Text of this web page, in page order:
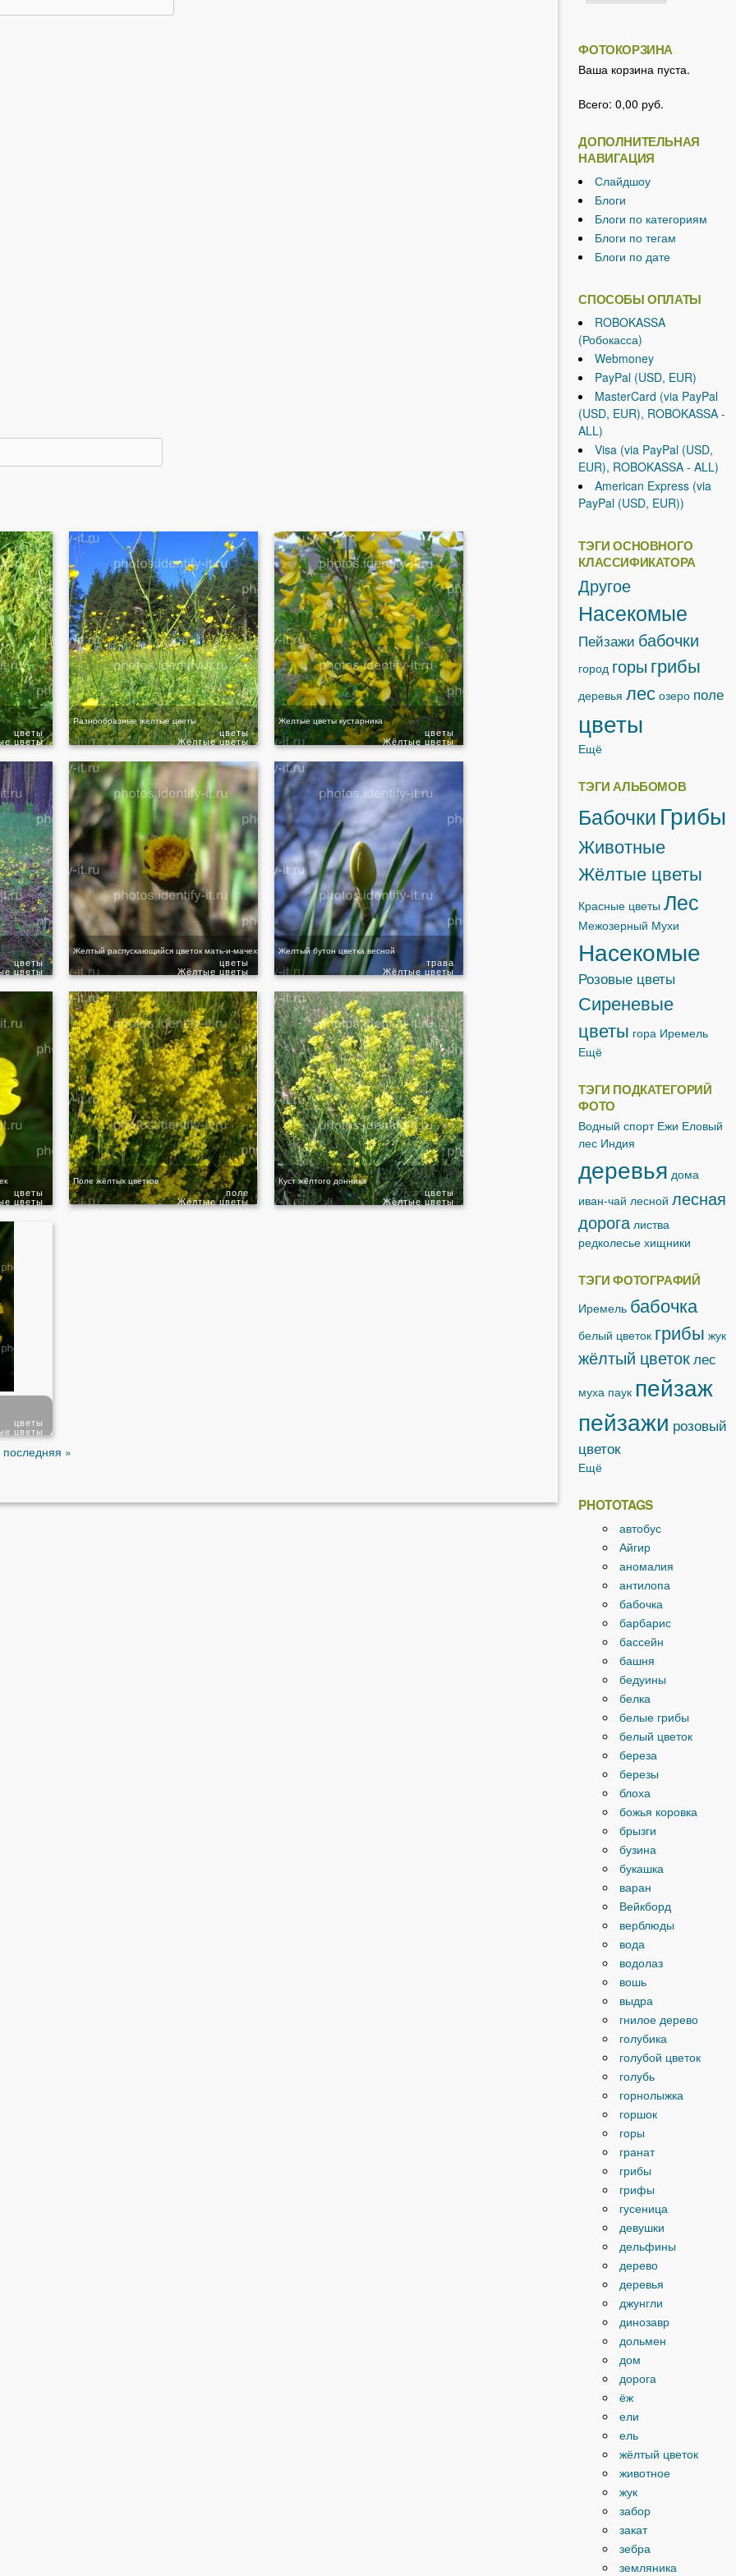
цветы
цветы
Разнообразные желтые цветы
Жёлтые цветы
цветы
Желтые цветы кустарника
Жёлтые цветы
цветы
цветы
цветы
Желтый распускающийся цветок мать-и-мачехи
Жёлтые цветы
цветы
Желтый бутон цветка весной
Жёлтые цветы
трава
цветы
цветы
Поле жёлтых цветков
Жёлтые цветы
поле
Куст жёлтого донника
Жёлтые цветы
цветы
цветы
цветы
последняя »
ФОТОКОРЗИНА
Ваша корзина пуста.
Всего: 0,00 руб.
ДОПОЛНИТЕЛЬНАЯ
НАВИГАЦИЯ
Слайдшоу
Блоги
Блоги по категориям
Блоги по тегам
Блоги по дате
СПОСОБЫ ОПЛАТЫ
ROBOKASSA
(Робокасса)
Webmoney
PayPal (USD, EUR)
MasterCard (via PayPal
(USD, EUR), ROBOKASSA -
ALL)
Visa (via PayPal (USD,
EUR), ROBOKASSA - ALL)
American Express (via
PayPal (USD, EUR))
ТЭГИ ОСНОВНОГО
КЛАССИФИКАТОРА
Другое
Насекомые
Пейзажи бабочки
город горы грибы
деревья лес озеро поле
цветы
Ещё
ТЭГИ АЛЬБОМОВ
БабочкиГрибы
Животные
Жёлтые цветы
Красные цветы Лес
Межозерный Мухи
Насекомые
Розовые цветы
Сиреневые
цветы гора Иремель
Ещё
ТЭГИ ПОДКАТЕГОРИЙ
ФОТО
Водный спорт Ежи Еловый
лес Индия
деревья дома
иван-чай лесной лесная
дорога листва
редколесье хищники
ТЭГИ ФОТОГРАФИЙ
Иремель бабочка
белый цветок грибы жук
жёлтый цветоклес
муха паук пейзаж
пейзажи розовый
цветок
Ещё
PHOTOTAGS
автобус
Айгир
аномалия
антилопа
бабочка
барбарис
бассейн
башня
бедуины
белка
белые грибы
белый цветок
береза
березы
блоха
божья коровка
брызги
бузина
букашка
варан
Вейкборд
верблюды
вода
водолаз
вошь
выдра
гнилое дерево
голубика
голубой цветок
голубь
горнолыжка
горшок
горы
гранат
грибы
грифы
гусеница
девушки
дельфины
дерево
деревья
джунгли
динозавр
дольмен
дом
дорога
ёж
ели
ель
жёлтый цветок
животное
жук
забор
закат
зебра
земляника